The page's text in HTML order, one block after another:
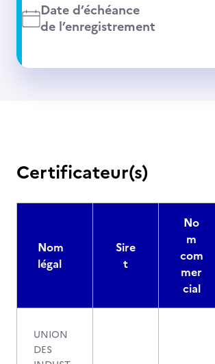
Date d’échéance
de l’enregistrement
Certificateur(s)
Nom
légal
Sire
t
No
m
com
mer
cial
UNION
DES